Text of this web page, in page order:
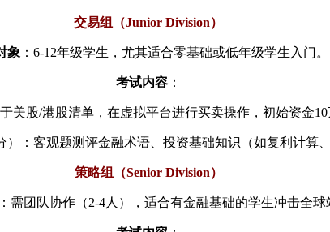
交易组（Junior Division）
象 ：6-12年级学生，尤其适合零基础或低年级学生入门。
考试内容 ：
美股/港股清单，在虚拟平台进行买卖操作，初始资金10
）：客观题测评金融术语、投资基础知识（如复利计算
策略组（Senior Division）
：需团队协作（2-4人），适合有金融基础的学生冲击全球